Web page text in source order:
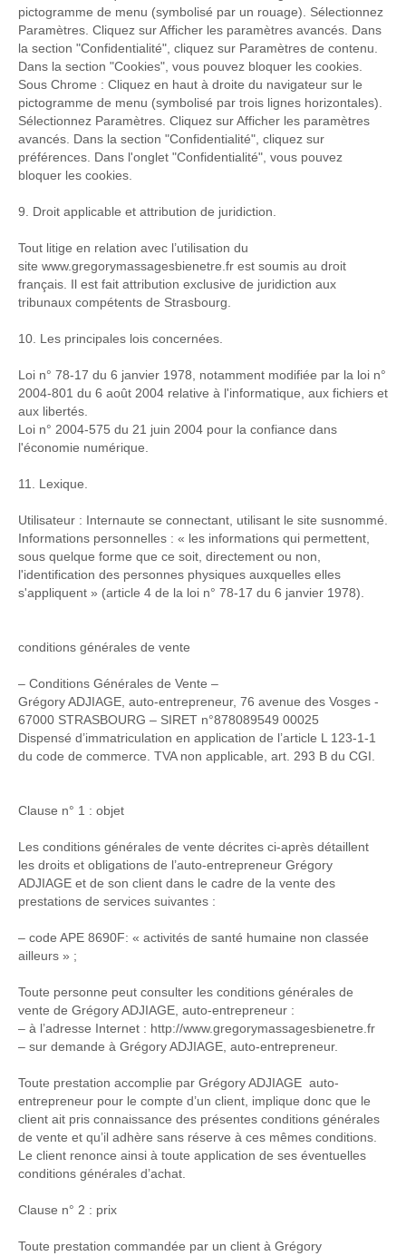
pictogramme de menu (symbolisé par un rouage). Sélectionnez
Paramètres. Cliquez sur Afficher les paramètres avancés. Dans
la section "Confidentialité", cliquez sur Paramètres de contenu.
Dans la section "Cookies", vous pouvez bloquer les cookies.
Sous Chrome : Cliquez en haut à droite du navigateur sur le
pictogramme de menu (symbolisé par trois lignes horizontales).
Sélectionnez Paramètres. Cliquez sur Afficher les paramètres
avancés. Dans la section "Confidentialité", cliquez sur
préférences. Dans l'onglet "Confidentialité", vous pouvez
bloquer les cookies.
9. Droit applicable et attribution de juridiction.
Tout litige en relation avec l’utilisation du
site www.gregorymassagesbienetre.fr est soumis au droit
français. Il est fait attribution exclusive de juridiction aux
tribunaux compétents de Strasbourg.
10. Les principales lois concernées.
Loi n° 78-17 du 6 janvier 1978, notamment modifiée par la loi n°
2004-801 du 6 août 2004 relative à l'informatique, aux fichiers et
aux libertés.
Loi n° 2004-575 du 21 juin 2004 pour la confiance dans
l'économie numérique.
11. Lexique.
Utilisateur : Internaute se connectant, utilisant le site susnommé.
Informations personnelles : « les informations qui permettent,
sous quelque forme que ce soit, directement ou non,
l'identification des personnes physiques auxquelles elles
s'appliquent » (article 4 de la loi n° 78-17 du 6 janvier 1978).
conditions générales de vente
– Conditions Générales de Vente –
Grégory ADJIAGE, auto-entrepreneur, 76 avenue des Vosges -
67000 STRASBOURG – SIRET n°878089549 00025
Dispensé d’immatriculation en application de l’article L 123-1-1
du code de commerce. TVA non applicable, art. 293 B du CGI.
Clause n° 1 : objet
Les conditions générales de vente décrites ci-après détaillent
les droits et obligations de l’auto-entrepreneur Grégory
ADJIAGE et de son client dans le cadre de la vente des
prestations de services suivantes :
– code APE 8690F: « activités de santé humaine non classée
ailleurs » ;
Toute personne peut consulter les conditions générales de
vente de Grégory ADJIAGE, auto-entrepreneur :
– à l’adresse Internet : http://www.gregorymassagesbienetre .fr
– sur demande à Grégory ADJIAGE, auto-entrepreneur.
Toute prestation accomplie par Grégory ADJIAGE auto-
entrepreneur pour le compte d’un client, implique donc que le
client ait pris connaissance des présentes conditions générales
de vente et qu’il adhère sans réserve à ces mêmes conditions.
Le client renonce ainsi à toute application de ses éventuelles
conditions générales d’achat.
Clause n° 2 : prix
Toute prestation commandée par un client à Grégory